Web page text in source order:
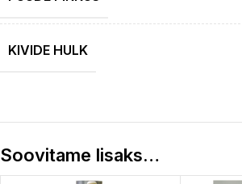
KIVIDE HULK
Soovitame lisaks…